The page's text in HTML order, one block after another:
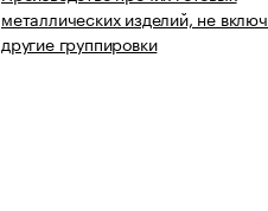
металлических изделий, не
другие группировки